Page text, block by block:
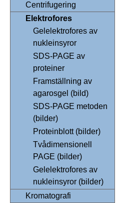
Centrifugering
Elektrofores
Gelelektrofores av
nukleinsyror
SDS-PAGE av
proteiner
Framställning av
agarosgel (bild)
SDS-PAGE metoden
(bilder)
Proteinblott (bilder)
Tvådimensionell
PAGE (bilder)
Gelelektrofores av
nukleinsyror (bilder)
Kromatografi